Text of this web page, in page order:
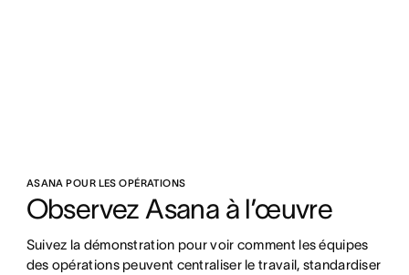
ASANA POUR LES OPÉRATIONS
Observez Asana à l’œuvre
Suivez la démonstration pour voir comment les équipes
des opérations peuvent centraliser le travail, standardiser